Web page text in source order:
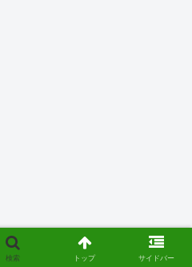
検索 トップ サイドバー